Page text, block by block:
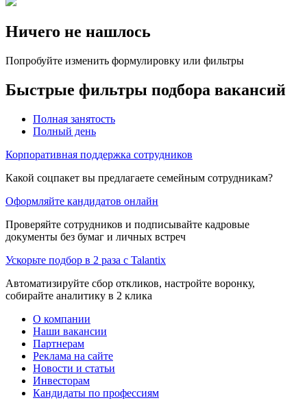
Ничего не нашлось
Попробуйте изменить формулировку или фильтры
Быстрые фильтры подбора вакансий
Полная занятость
Полный день
Корпоративная поддержка сотрудников
Какой соцпакет вы предлагаете семейным сотрудникам?
Оформляйте кандидатов онлайн
Проверяйте сотрудников и подписывайте кадровые
документы без бумаг и личных встреч
Ускорьте подбор в 2 раза с Talantix
Автоматизируйте сбор откликов, настройте воронку,
собирайте аналитику в 2 клика
О компании
Наши вакансии
Партнерам
Реклама на сайте
Новости и статьи
Инвесторам
Кандидаты по профессиям